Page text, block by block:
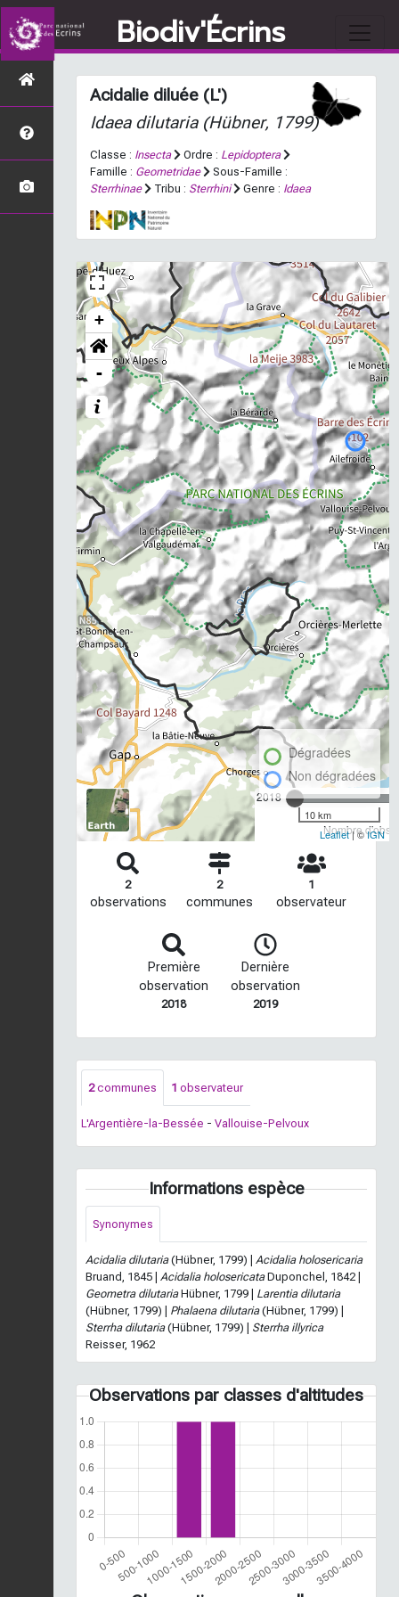
Biodiv'Écrins
Acidalie diluée (L')
Idaea dilutaria(Hübner, 1799)
Classe : Insecta Ordre : Lepidoptera
Famille : Geometridae
Sous-Famille :
Sterrhinae
Tribu : Sterrhini Genre : Idaea
+
-
2018
Nombre
Dégradées
Non dégradées
10 km
Leaflet| ©IGN
2
observations
2
communes
1
observateur
Première
observation
2018
Dernière
observation
2019
2communes 1 observateur
L'Argentière-la-Bessée - Vallouise-Pelvoux
Informations espèce
Synonymes
Acidalia dilutaria(Hübner, 1799) | Acidalia holosericaria
Bruand, 1845 | Acidalia holosericataDuponchel, 1842 |
Geometra dilutariaHübner, 1799 | Larentia dilutaria
(Hübner, 1799) | Phalaena dilutaria(Hübner, 1799) |
Sterrha dilutaria(Hübner, 1799) | Sterrha illyrica
Reisser, 1962
Observations par classes d'altitudes